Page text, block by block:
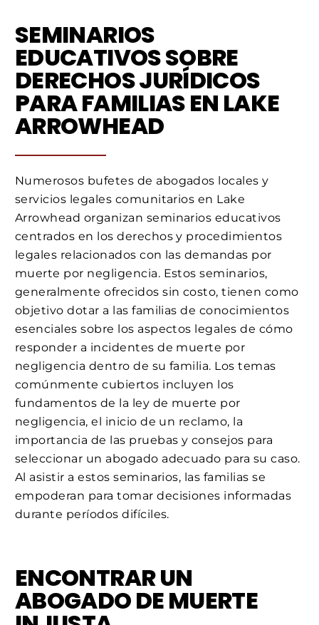
SEMINARIOS
EDUCATIVOS SOBRE
DERECHOS JURÍDICOS
PARA FAMILIAS EN LAKE
ARROWHEAD
Numerosos bufetes de abogados locales y
servicios legales comunitarios en Lake
Arrowhead organizan seminarios educativos
centrados en los derechos y procedimientos
legales relacionados con las demandas por
muerte por negligencia. Estos seminarios,
generalmente ofrecidos sin costo, tienen como
objetivo dotar a las familias de conocimientos
esenciales sobre los aspectos legales de cómo
responder a incidentes de muerte por
negligencia dentro de su familia. Los temas
comúnmente cubiertos incluyen los
fundamentos de la ley de muerte por
negligencia, el inicio de un reclamo, la
importancia de las pruebas y consejos para
seleccionar un abogado adecuado para su caso.
Al asistir a estos seminarios, las familias se
empoderan para tomar decisiones informadas
durante períodos difíciles.
ENCONTRAR UN
ABOGADO DE MUERTE